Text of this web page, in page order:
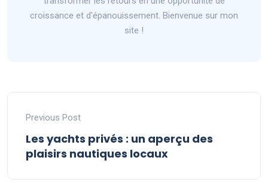
croissance et d'épanouissement. Bienvenue sur mon
site !
Previous Post
Les yachts privés : un aperçu des
plaisirs nautiques locaux